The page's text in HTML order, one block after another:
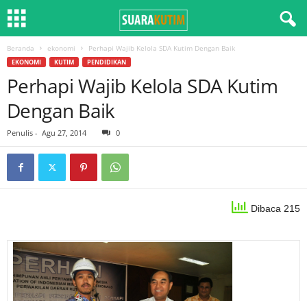
Beranda ekonomi Perhapi Wajib Kelola SDA Kutim Dengan Baik
EKONOMI KUTIM PENDIDIKAN
Perhapi Wajib Kelola SDA Kutim
Dengan Baik
Penulis - Agu 27, 2014 0
Dibaca 215